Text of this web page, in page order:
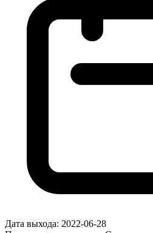
Дата выхода: 2022-06-28